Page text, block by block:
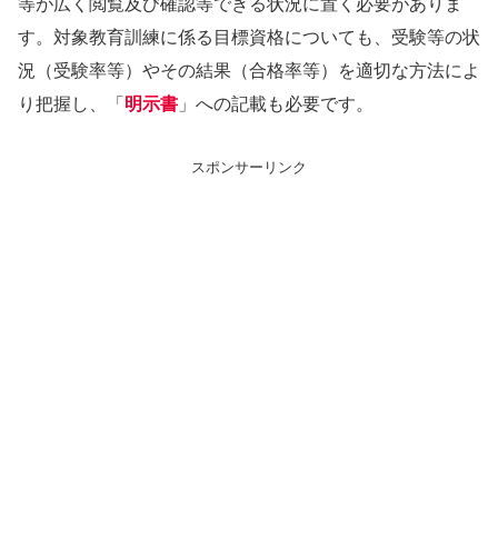
等が広く閲覧及び確認等できる状況に置く必要がありま
す。対象教育訓練に係る目標資格についても、受験等の状
況（受験率等）やその結果（合格率等）を適切な方法によ
り把握し、「 明示書 」への記載も必要です。
スポンサーリンク